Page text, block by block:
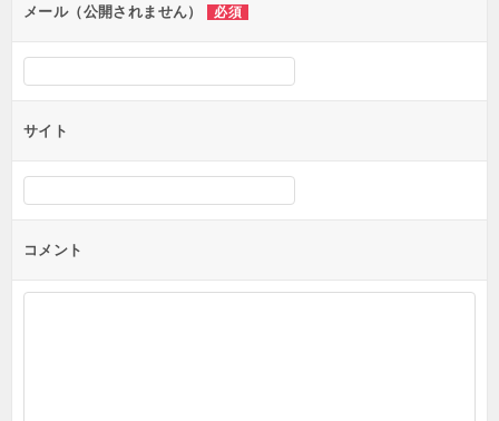
ンメール（公開されません） 必須
サイト
コメント